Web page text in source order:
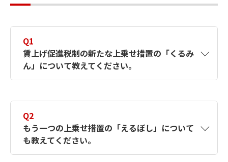
Q1
賃上げ促進税制の新たな上乗せ措置の「くるみ
ん」について教えてください。
づき行動計画を策定し、目標達成後に申請し
ます。認定基準は育児支援制度の整備や地域
活動参加などで、10項目を満たす必要があり
Q2
もう一つの上乗せ措置の「えるぼし」について
も教えてください。